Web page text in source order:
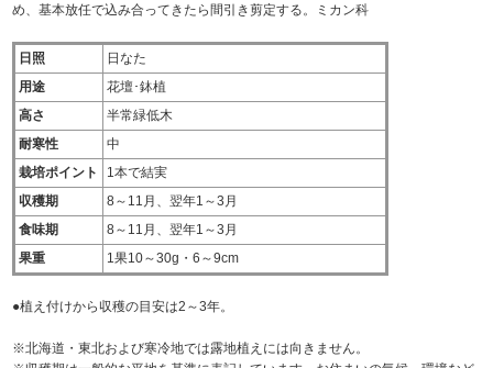
め、基本放任で込み合ってきたら間引き剪定する。ミカン科
日照
日なた
用途
花壇･鉢植
高さ
半常緑低木
耐寒性
中
栽培ポイント
1本で結実
収穫期
8～11月、翌年1～3月
食味期
8～11月、翌年1～3月
果重
1果10～30g・6～9cm
●植え付けから収穫の目安は2～3年。
※北海道・東北および寒冷地では露地植えには向きません。